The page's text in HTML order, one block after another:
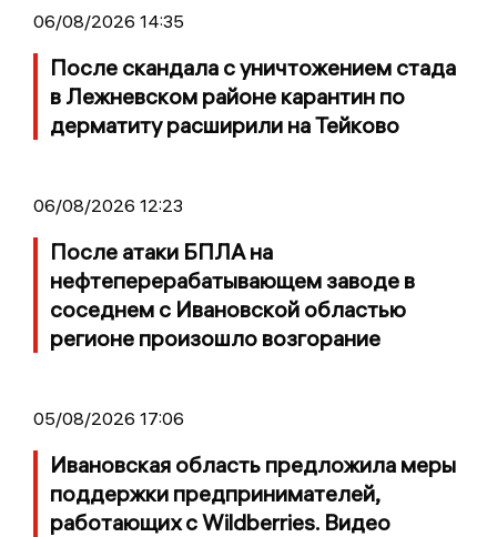
06/08/2026 14:35
После скандала с уничтожением стада
в Лежневском районе карантин по
дерматиту расширили на Тейково
06/08/2026 12:23
После атаки БПЛА на
нефтеперерабатывающем заводе в
соседнем с Ивановской областью
регионе произошло возгорание
05/08/2026 17:06
Ивановская область предложила меры
поддержки предпринимателей,
работающих с Wildberries. Видео